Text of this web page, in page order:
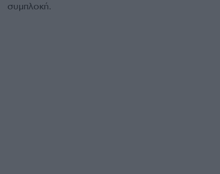
συμπλοκή.